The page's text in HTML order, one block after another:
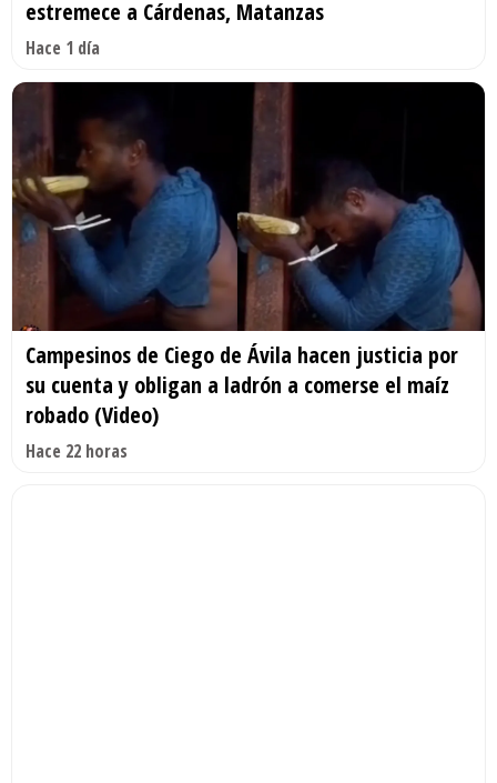
estremece a Cárdenas, Matanzas
Hace 1 día
Campesinos de Ciego de Ávila hacen justicia por
su cuenta y obligan a ladrón a comerse el maíz
robado (Video)
Hace 22 horas